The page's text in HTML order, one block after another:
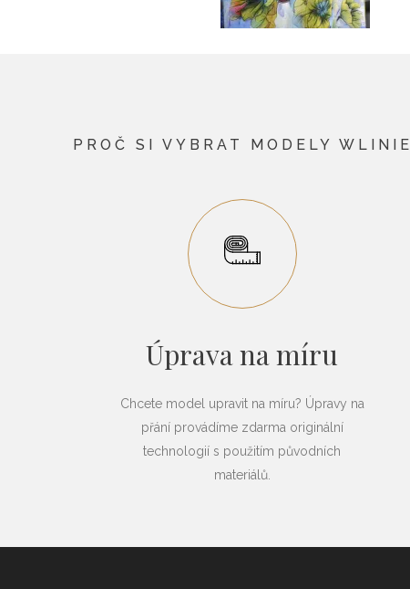
PROČ SI VYBRAT MODELY WLINIE
Úprava na míru
Chcete model upravit na míru? Úpravy na
přání provádíme zdarma originální
technologií s použitím původních
materiálů.